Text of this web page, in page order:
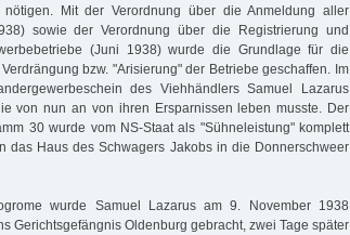
Mit der Verordnung über die Anmeldung aller
sowie der Verordnung über die Registrierung und
(Juni 1938) wurde die Grundlage für die
bzw. "Arisierung" der Betriebe geschaffen. Im
des Viehhändlers Samuel Lazarus
von nun an von ihren Ersparnissen leben musste. Der
30 wurde vom NS-Staat als "Sühneleistung" komplett
das Haus des Schwagers Jakobs in die Donnerschweer
wurde Samuel Lazarus am 9. November 1938
Gerichtsgefängnis Oldenburg gebracht, zwei Tage später